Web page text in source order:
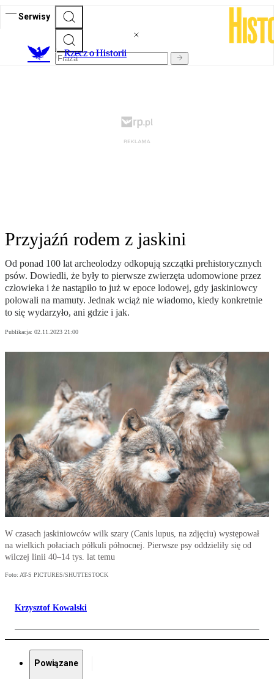
Serwisy
Rzecz o Historii
Przyjaźń rodem z jaskini
Od ponad 100 lat archeolodzy odkopują szczątki prehistorycznych
psów. Dowiedli, że były to pierwsze zwierzęta udomowione przez
człowieka i że nastąpiło to już w epoce lodowej, gdy jaskiniowcy
polowali na mamuty. Jednak wciąż nie wiadomo, kiedy konkretnie
to się wydarzyło, ani gdzie i jak.
Publikacja: 02.11.2023 21:00
W czasach jaskiniowców wilk szary (Canis lupus, na zdjęciu) występował
na wielkich połaciach półkuli północnej. Pierwsze psy oddzieliły się od
wilczej linii 40–14 tys. lat temu
Foto: AT-S PICTURES/SHUTTESTOCK
Krzysztof Kowalski
Powiązane